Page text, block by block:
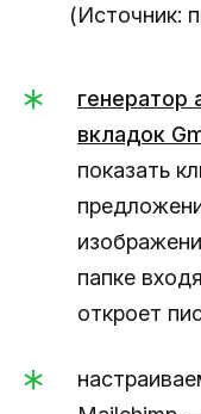
(Источник:
генератор
вкладок
показать
папке
откроет